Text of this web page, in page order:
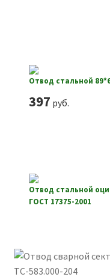
Отвод стальной
397 руб.
Отвод стальной
ГОСТ 17375-2001